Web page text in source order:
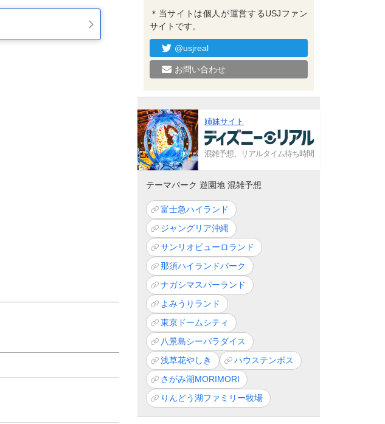
＊当サイトは個人が運営するUSJファン
サイトです。
@usjreal
お問い合わせ
姉妹サイト
混雑予想、リアルタイム待ち時間
テーマパーク 遊園地 混雑予想
富士急ハイランド
ジャングリア沖縄
サンリオピューロランド
那須ハイランドパーク
ナガシマスパーランド
よみうりランド
東京ドームシティ
八景島シーパラダイス
浅草花やしき
ハウステンボス
さがみ湖MORIMORI
りんどう湖ファミリー牧場